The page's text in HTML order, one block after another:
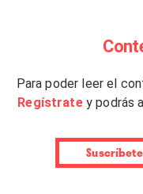
serie de
uno de ellos te
razonable y lógico.
participantes vayan
previamente, ni
Para poder leer el
Regístrate y podrás
Suscríbete